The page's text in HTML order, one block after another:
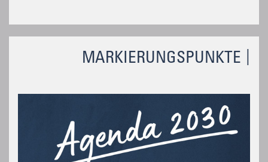
MARKIERUNGSPUNKTE